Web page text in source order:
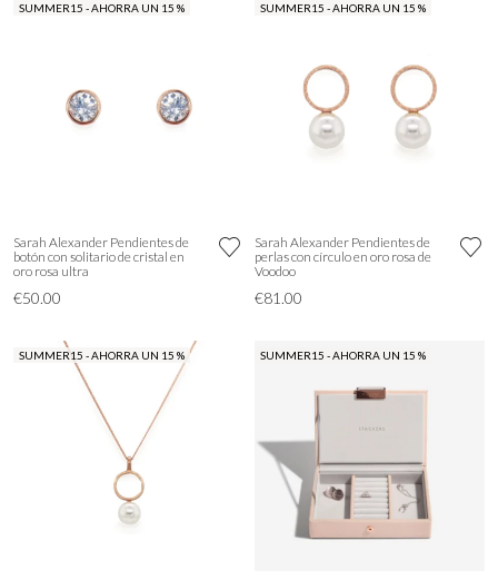
SUMMER15 - AHORRA UN 15 %
Sarah Alexander Pendientes de
botón con solitario de cristal en
oro rosa ultra
€50.00
SUMMER15 - AHORRA UN 15 %
Sarah Alexander Pendientes de
perlas con círculo en oro rosa de
Voodoo
€81.00
SUMMER15 - AHORRA UN 15 % SUMMER15 - AHORRA UN 15 %